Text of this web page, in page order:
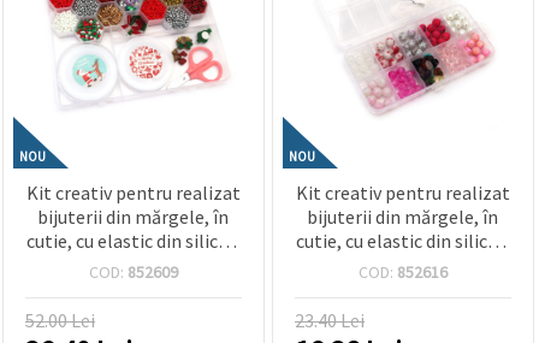
NOU
Kit creativ pentru realizat
bijuterii din mărgele, în
cutie, cu elastic din silicon
și accesorii – Culori
COD: 852609
52.00 Lei
NOU
Kit creativ pentru realizat
bijuterii din mărgele, în
cutie, cu elastic din silicon
– forme și culori asortate
COD: 852616
23.40 Lei